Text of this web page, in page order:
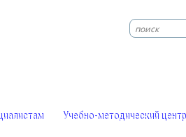
Учебно-методический центр